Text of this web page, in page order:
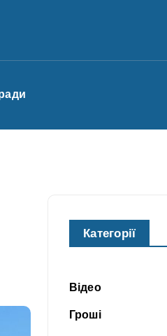
Категорії
Відео
Гроші